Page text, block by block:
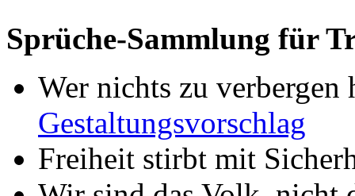
Sprüche-Sammlung für
Wer nichts zu
Gestaltungsvorschlag
Freiheit stirbt mit